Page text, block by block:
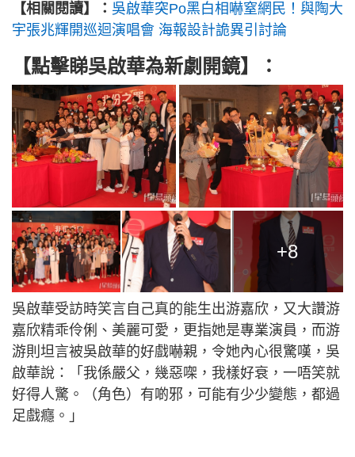
【相關閱讀】： 吳啟華突Po黑白相嚇窒網民！與陶大
宇張兆輝開巡迴演唱會 海報設計詭異引討論
【點擊睇吳啟華為新劇開鏡】：
+8
吳啟華受訪時笑言自己真的能生出游嘉欣，又大讚游
嘉欣精乖伶俐、美麗可愛，更指她是專業演員，而游
游則坦言被吳啟華的好戲嚇親，令她內心很驚嘆，吳
啟華說：「我係嚴父，幾惡㗎，我樣好衰，一唔笑就
好得人驚。（角色）有啲邪，可能有少少變態，都過
足戲癮。」